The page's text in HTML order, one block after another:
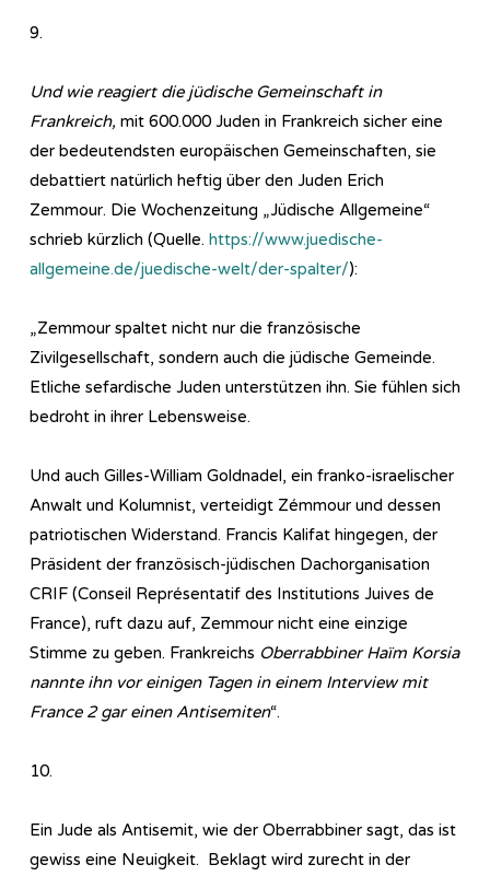
9.
Und wie reagiert die jüdische Gemeinschaft in
Frankreich, mit 600.000 Juden in Frankreich sicher eine
der bedeutendsten europäischen Gemeinschaften, sie
debattiert natürlich heftig über den Juden Erich
Zemmour. Die Wochenzeitung „Jüdische Allgemeine“
schrieb kürzlich (Quelle. https://www.juedische-
allgemeine.de/juedische-welt/der-spalter/):
„Zemmour spaltet nicht nur die französische
Zivilgesellschaft, sondern auch die jüdische Gemeinde.
Etliche sefardische Juden unterstützen ihn. Sie fühlen sich
bedroht in ihrer Lebensweise.
Und auch Gilles-William Goldnadel, ein franko-israelischer
Anwalt und Kolumnist, verteidigt Zémmour und dessen
patriotischen Widerstand. Francis Kalifat hingegen, der
Präsident der französisch-jüdischen Dachorganisation
CRIF (Conseil Représentatif des Institutions Juives de
France), ruft dazu auf, Zemmour nicht eine einzige
Stimme zu geben. Frankreichs Oberrabbiner Haïm Korsia
nannte ihn vor einigen Tagen in einem Interview mit
France 2 gar einen Antisemiten“.
10.
Ein Jude als Antisemit, wie der Oberrabbiner sagt, das ist
gewiss eine Neuigkeit. Beklagt wird zurecht in der